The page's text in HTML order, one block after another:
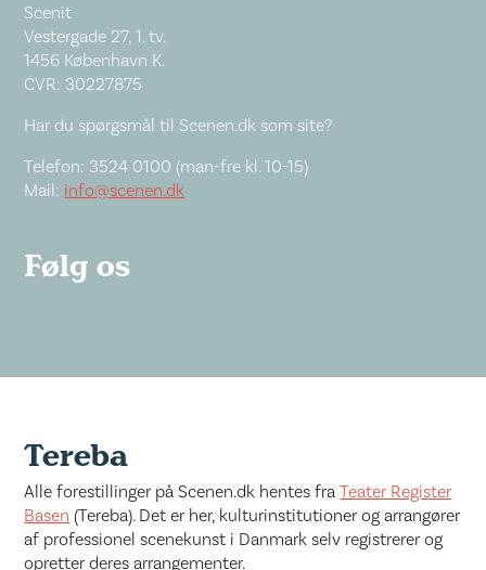
Scenit
Vestergade 27, 1. tv.
1456 København K.
CVR: 30227875
Har du spørgsmål til Scenen.dk som site?
Telefon: 3524 0100 (man-fre kl. 10-15)
Mail: info@scenen.dk
Følg os
Tereba
Alle forestillinger på Scenen.dk hentes fraTeater Register
Basen (Tereba). Det er her, kulturinstitutioner og arrangører
af professionel scenekunst i Danmark selv registrerer og
opretter deres arrangementer.